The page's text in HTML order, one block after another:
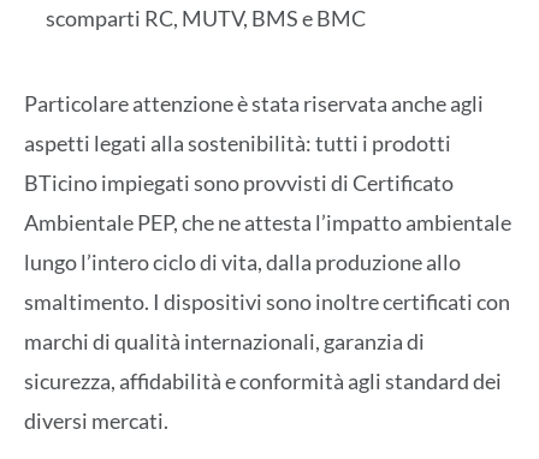
scomparti RC, MUTV, BMS e BMC
Particolare attenzione è stata riservata anche agli
aspetti legati alla sostenibilità: tutti i prodotti
BTicino impiegati sono provvisti di Certificato
Ambientale PEP, che ne attesta l’impatto ambientale
lungo l’intero ciclo di vita, dalla produzione allo
smaltimento. I dispositivi sono inoltre certificati con
marchi di qualità internazionali, garanzia di
sicurezza, affidabilità e conformità agli standard dei
diversi mercati.